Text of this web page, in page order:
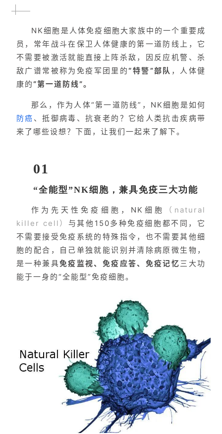
NK细胞是人体免疫细胞大家族中的一个重要成
员，常年战斗在保卫人体健康的第一道防线上，它
不需要被激活就能直接上阵杀敌，因反应机警、杀
敌广谱常被称为免疫军团里的“特警”部队 ，人体健
康的“第一道防线”。
那么，作为人体“第一道防线”，NK细胞是如何
防癌 、抵御病毒、抗衰老的？它给人类抗击疾病带
来了哪些设想？下面，让我们一起来了解下。
01
“全能型”NK细胞，兼具免疫三大功能
作为先天性免疫细胞，NK细胞
（natural
killer cell） 与其他150多种免疫细胞都不同，它
不需要接受免疫系统的特殊指令，也不需要其他细
胞的配合，自己单独就能识别并清除病原微生物，
是一种兼具免疫监视、免疫应答、免疫记忆三大功
能于一身的“全能型”免疫细胞。